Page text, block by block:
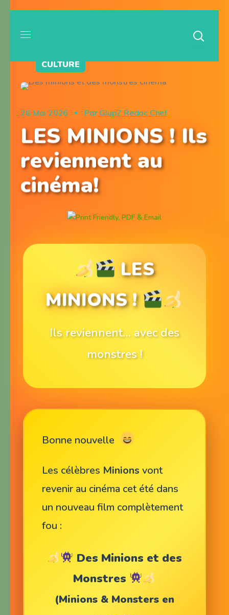
CULTURE
26 Mai 2026 Par GlupZ Redac Chef
LES MINIONS ! Ils
reviennent au
cinéma!
LES
MINIONS !
Ils reviennent… avec des
monstres !
Bonne nouvelle
Les célèbres Minions vont
revenir au cinéma cet été dans
un nouveau film complètement
fou :
Des Minions et des
Monstres
(Minions & Monsters en